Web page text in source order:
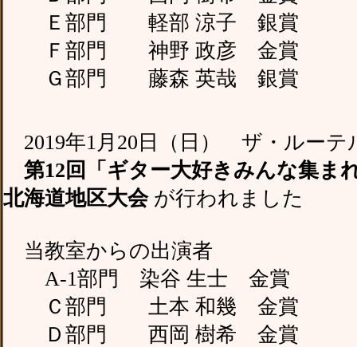
Ｅ部門 軽部 涼子 銀賞
Ｆ部門 神野 政彦 金賞
Ｇ部門 藤森 英哉 銀賞
2019年1月20日（日） ザ・ルーテ
第12回「ギター大好きみんな集ま
北海道地区大会 が行われました
当教室からの出演者
A-1部門 染谷 生士 金賞
Ｃ部門 土本 和幾 金賞
Ｄ部門 西岡 樹希 金賞